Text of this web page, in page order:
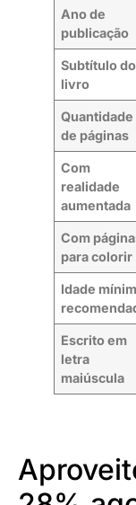
Ano de
publicação
Subtítulo do
livro
Quantidade
de páginas
Com
realidade
aumentada
Com
para colorir
Idade
Escrito em
letra
maiúscula